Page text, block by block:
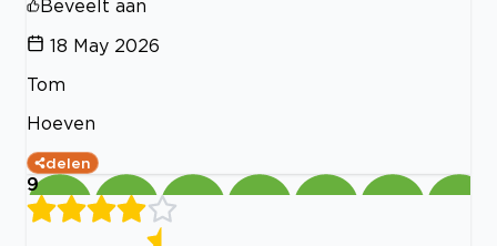
Beveelt aan
18 May 2026
Tom
Hoeven
delen
9